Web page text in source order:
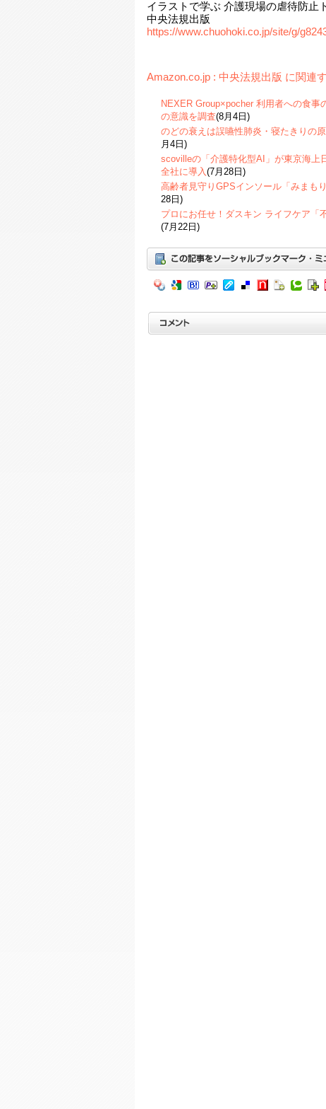
イラストで学ぶ 介護現場の虐待防止
中央法規出版
https://www.chuohoki.co.jp/site/g/
Amazon.co.jp : 中央法規出版 に関連
NEXER Group×pocher 利用者への食事
の意識を調査(8月4日)
のどの衰えは誤嚥性肺炎・寝たきりの
月4日)
scovilleの「介護特化型AI」が東京海上
全社に導入(7月28日)
高齢者見守りGPSインソール「みまも
28日)
プロにお任せ！ダスキン ライフケア「
(7月22日)